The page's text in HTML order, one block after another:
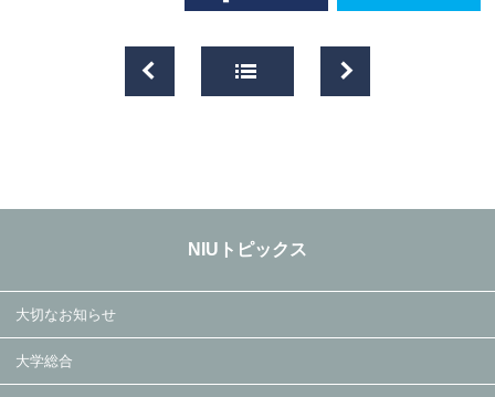
NIUトピックス
大切なお知らせ
大学総合